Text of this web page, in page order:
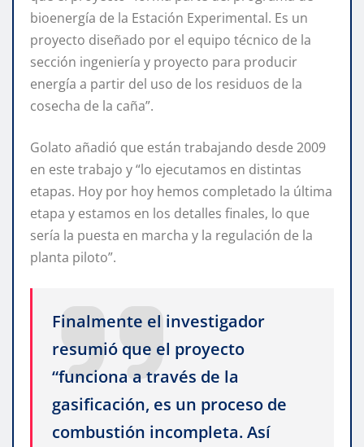
bioenergía de la Estación Experimental. Es un
proyecto diseñado por el equipo técnico de la
sección ingeniería y proyecto para producir
energía a partir del uso de los residuos de la
cosecha de la caña”.
Golato añadió que están trabajando desde 2009
en este trabajo y “lo ejecutamos en distintas
etapas. Hoy por hoy hemos completado la última
etapa y estamos en los detalles finales, lo que
sería la puesta en marcha y la regulación de la
planta piloto”.
Finalmente el investigador
resumió que el proyecto
“funciona a través de la
gasificación, es un proceso de
combustión incompleta. Así